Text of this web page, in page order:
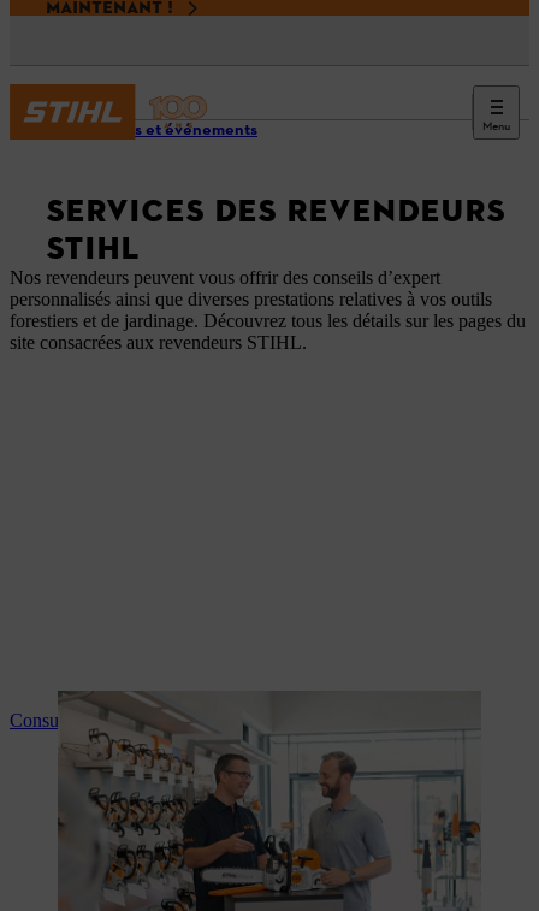
MAINTENANT !
Menu
Services et événements
SERVICES DES REVENDEURS
STIHL
Nos revendeurs peuvent vous offrir des conseils d’expert
personnalisés ainsi que diverses prestations relatives à vos outils
forestiers et de jardinage. Découvrez tous les détails sur les pages du
site consacrées aux revendeurs STIHL.
Consultation et instructions